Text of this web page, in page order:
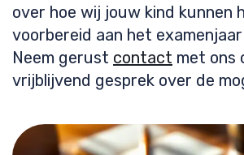
over hoe wij jouw kind kunnen
voorbereid aan het
Neem gerust contact met ons
vrijblijvend gesprek over de